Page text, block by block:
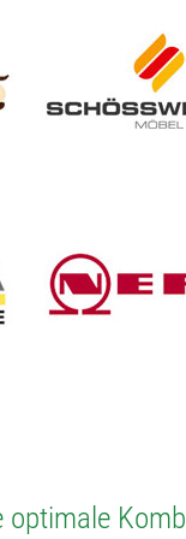
optimale